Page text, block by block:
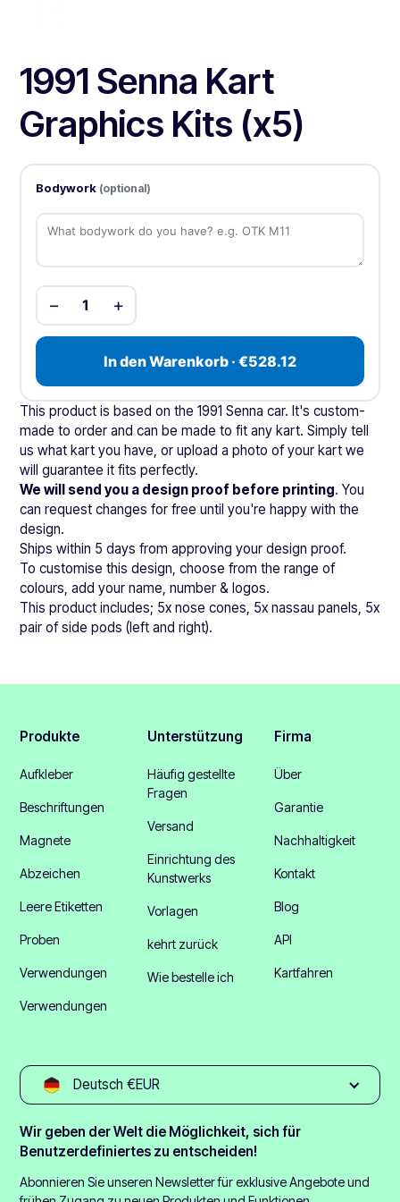
1991 Senna Kart
Graphics Kits (x5)
Bodywork (optional)
− 1 +
In den Warenkorb · €528.12
This product is based on the 1991 Senna car. It's custom-
made to order and can be made to fit any kart. Simply tell
us what kart you have, or upload a photo of your kart we
will guarantee it fits perfectly.
We will send you a design proof before printing. You
can request changes for free until you're happy with the
design.
Ships within 5 days from approving your design proof.
To customise this design, choose from the range of
colours, add your name, number & logos.
This product includes; 5x nose cones, 5x nassau panels, 5x
pair of side pods (left and right).
Produkte
Aufkleber
Beschriftungen
Magnete
Abzeichen
Leere Etiketten
Proben
Verwendungen
Verwendungen
Unterstützung
Häufig gestellte
Fragen
Versand
Einrichtung des
Kunstwerks
Vorlagen
kehrt zurück
Wie bestelle ich
Firma
Über
Garantie
Nachhaltigkeit
Kontakt
Blog
API
Kartfahren
Deutsch €EUR
Wir geben der Welt die Möglichkeit, sich für
Benutzerdefiniertes zu entscheiden!
Abonnieren Sie unseren Newsletter für exklusive Angebote und